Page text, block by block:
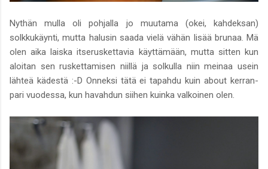
Nythän mulla oli pohjalla jo muutama (okei, kahdeksan)
solkkukäynti, mutta halusin saada vielä vähän lisää brunaa. Mä
olen aika laiska itseruskettavia käyttämään, mutta sitten kun
aloitan sen ruskettamisen niillä ja solkulla niin meinaa usein
lähteä kädestä :-D Onneksi tätä ei tapahdu kuin about kerran-
pari vuodessa, kun havahdun siihen kuinka valkoinen olen.